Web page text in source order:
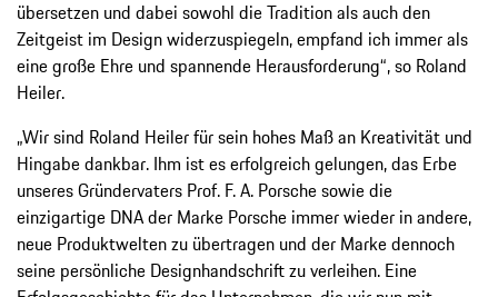
übersetzen und dabei sowohl die Tradition als auch den
Zeitgeist im Design widerzuspiegeln, empfand ich immer als
eine große Ehre und spannende Herausforderung“, so Roland
Heiler.
„Wir sind Roland Heiler für sein hohes Maß an Kreativität und
Hingabe dankbar. Ihm ist es erfolgreich gelungen, das Erbe
unseres Gründervaters Prof. F. A. Porsche sowie die
einzigartige DNA der Marke Porsche immer wieder in andere,
neue Produktwelten zu übertragen und der Marke dennoch
seine persönliche Designhandschrift zu verleihen. Eine